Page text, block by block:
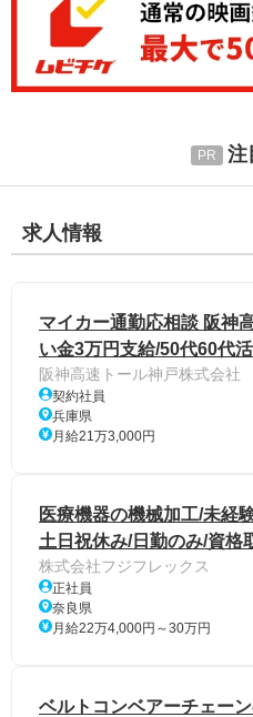
注
求人情報
マイカー通勤応相談 阪神
い金3万円支給/50代60代
阪神高速トール神戸株式会社
契約社員
兵庫県
月給21万3,000円
医療機器の機械加工/未経
土日祝休み/日勤のみ/資格
株式会社フジフレックス
正社員
奈良県
月給22万4,000円～30万円
ベルトコンベアーチェー